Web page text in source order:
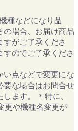
種などになり品
の場合、お届け商品
すがご了承くださ
のでご了承くださ
い点などで変更にな
要な場合はお問合せ
ます。 ＊特に、
更や機種名変更が